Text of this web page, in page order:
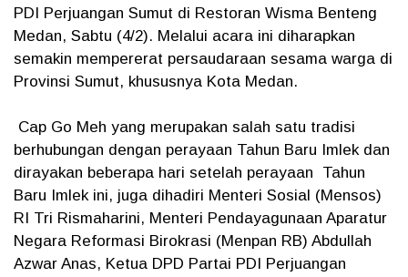
PDI Perjuangan Sumut di Restoran Wisma Benteng
Medan, Sabtu (4/2). Melalui acara ini diharapkan
semakin mempererat persaudaraan sesama warga di
Provinsi Sumut, khususnya Kota Medan.
Cap Go Meh yang merupakan salah satu tradisi
berhubungan dengan perayaan Tahun Baru Imlek dan
dirayakan beberapa hari setelah perayaan Tahun
Baru Imlek ini, juga dihadiri Menteri Sosial (Mensos)
RI Tri Rismaharini, Menteri Pendayagunaan Aparatur
Negara Reformasi Birokrasi (Menpan RB) Abdullah
Azwar Anas, Ketua DPD Partai PDI Perjuangan